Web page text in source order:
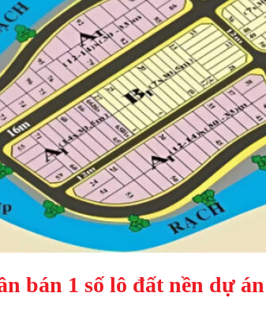
bán 1 số lô đất nền dự